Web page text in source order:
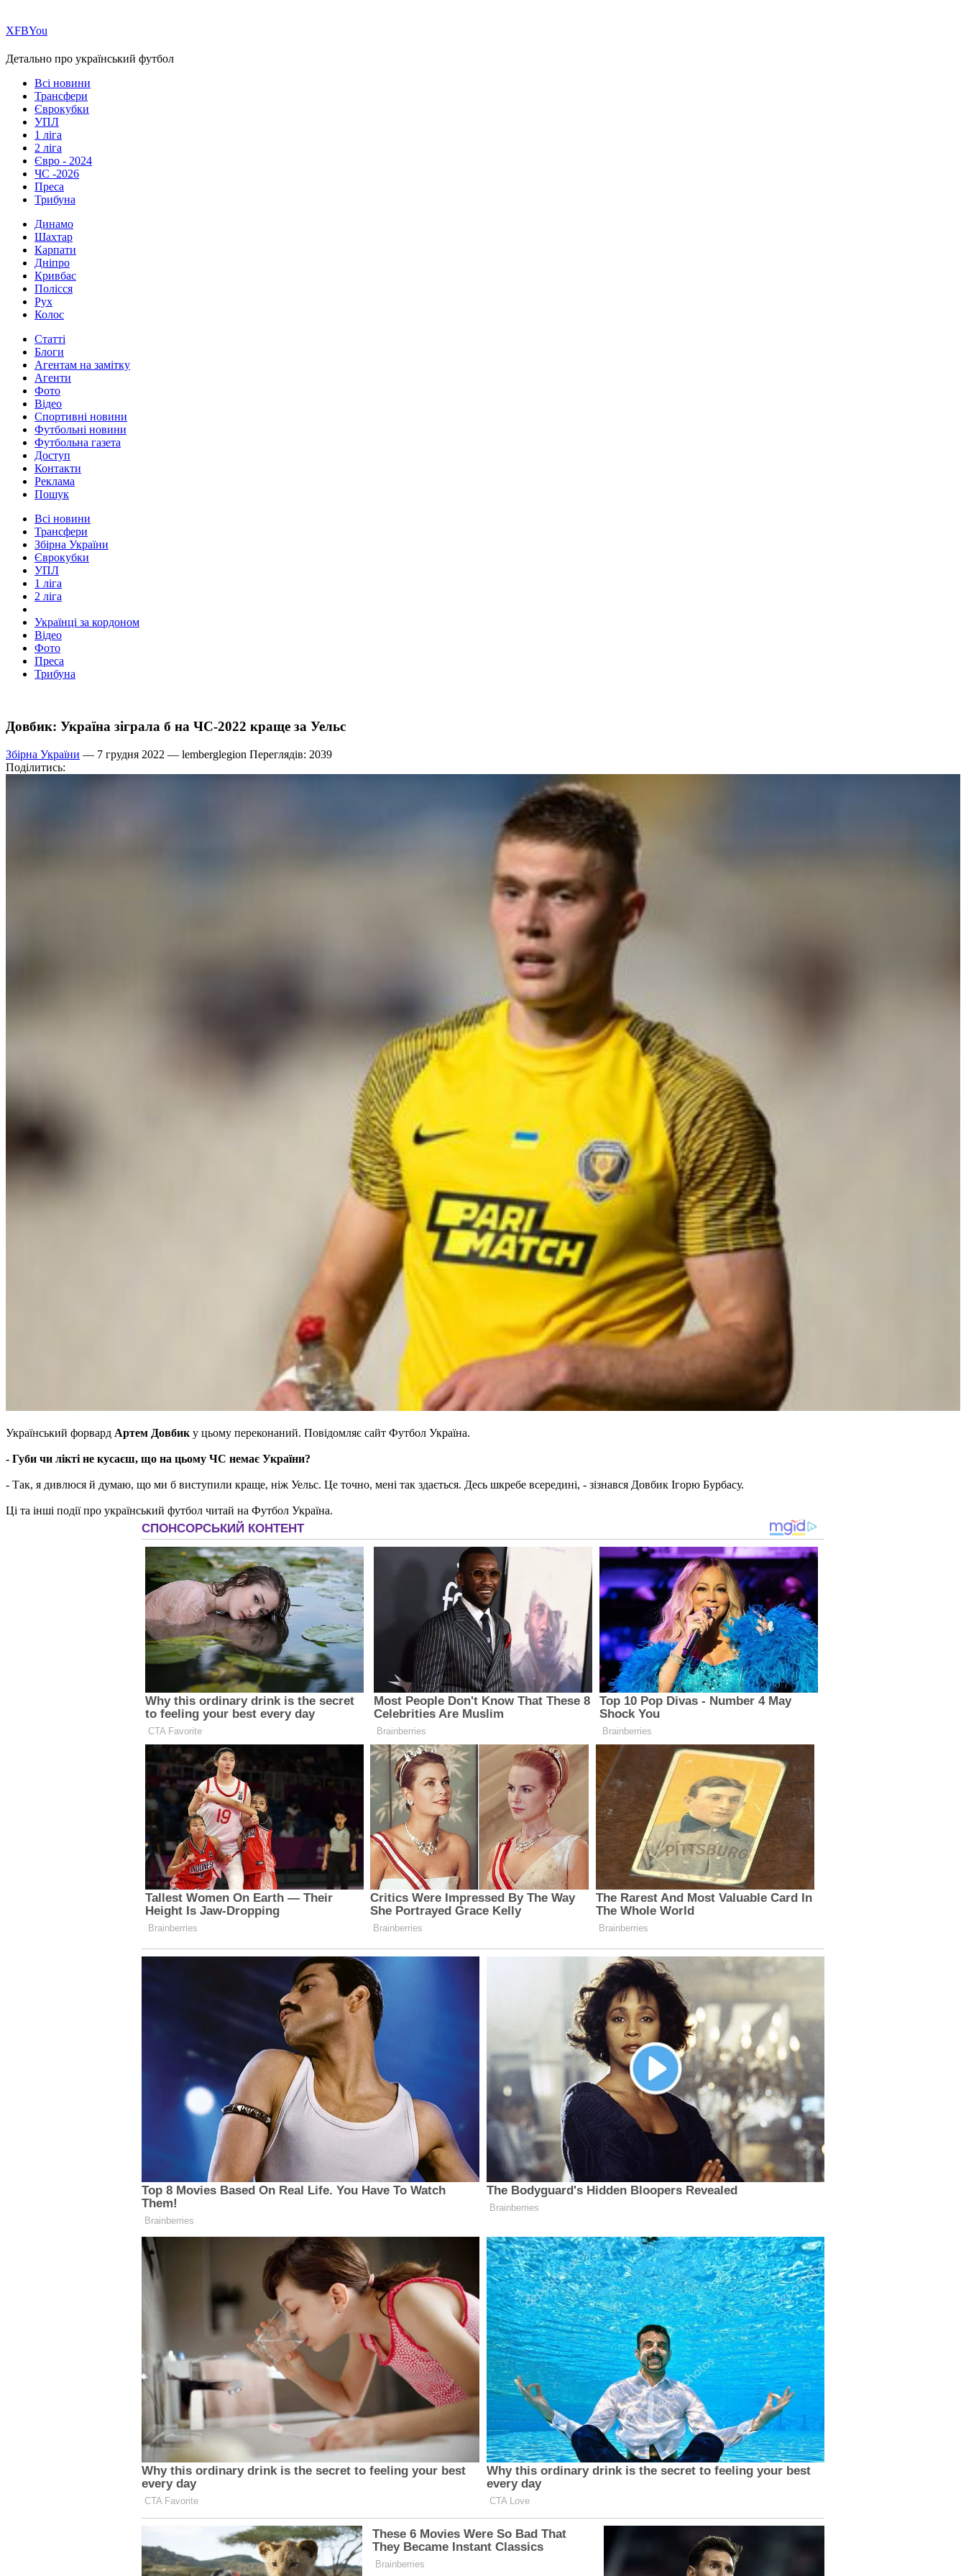
ХFBYou
Детально про український футбол
Всі новини
Трансфери
Єврокубки
УПЛ
1 ліга
2 ліга
Євро - 2024
ЧС -2026
Преса
Трибуна
Динамо
Шахтар
Карпати
Дніпро
Кривбас
Полісся
Рух
Колос
Статті
Блоги
Агентам на замітку
Агенти
Фото
Відео
Спортивні новини
Футбольні новини
Футбольна газета
Доступ
Контакти
Реклама
Пошук
Всі новини
Трансфери
Збірна України
Єврокубки
УПЛ
1 ліга
2 ліга
Українці за кордоном
Відео
Фото
Преса
Трибуна
Довбик: Україна зіграла б на ЧС-2022 краще за Уельс
Збірна України — 7 грудня 2022 — lemberglegion Переглядів: 2039
Поділитись:
Український форвард Артем Довбик у цьому переконаний. Повідомляє сайт Футбол Україна.
- Губи чи лікті не кусаєш, що на цьому ЧС немає України?
- Так, я дивлюся й думаю, що ми б виступили краще, ніж Уельс. Це точно, мені так здається. Десь шкребе всередині, - зізнався Довбик Ігорю Бурбасу.
Ці та інші події про український футбол читай на Футбол Україна.